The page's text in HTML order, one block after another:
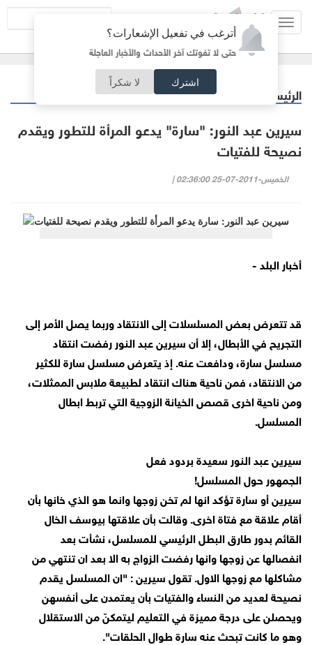
أترغب في تفعيل الإشعارات؟
حتى لا تفوتك آخر الأحداث والأخبار العاجلة
اشترك لا شكراً
الرئيسية
سيرين عبد النور: "سارة" يدعو المرأة للتطور ويقدم
نصيحة للفتيات
الخميس-2011-07-25 02:36:00 |
أخبار البلد -
قد تتعرض بعض المسلسلات إلى الانتقاد وربما يصل الأمر إلى
التجريح في الأبطال، إلا أن سيرين عبد النور رفضت انتقاد
مسلسل سارة، ودافعت عنه. إذ يتعرض مسلسل سارة للكثير
من الانتقاد، فمن ناحية هناك انتقاد لطبيعة ملابس الممثلات،
ومن ناحية اخرى قصص الخيانة الزوجية التي تربط ابطال
المسلسل.
سيرين عبد النور سعيدة بردود فعل
الجمهور حول المسلسل!
سيرين أو سارة تؤكد انها لم تخن زوجها وانما هو الذي خانها بأن
أقام علاقة مع فتاة اخرى. وقالت بأن علاقتها بيوسف الخال
القائم بدور طارق البطل الرئيسي للمسلسل، نشأت بعد
انفصالها عن زوجها وانها رفضت الزواج به الا بعد ان تنتهي من
مشاكلها مع زوجها الاول. تقول سيرين : "ان المسلسل يقدم
نصيحة لعديد من النساء والفتيات بأن يعتمدن على أنفسهن
ويحصلن على درجة مميزة في التعليم ليتمكنّ من الاستقلال
وهو ما كانت تبحث عنه سارة طوال الحلقات".